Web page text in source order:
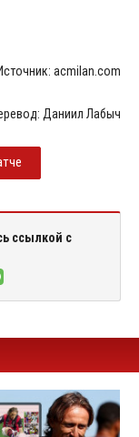
acmilan.com
Даниил Лабыч
ссылкой с